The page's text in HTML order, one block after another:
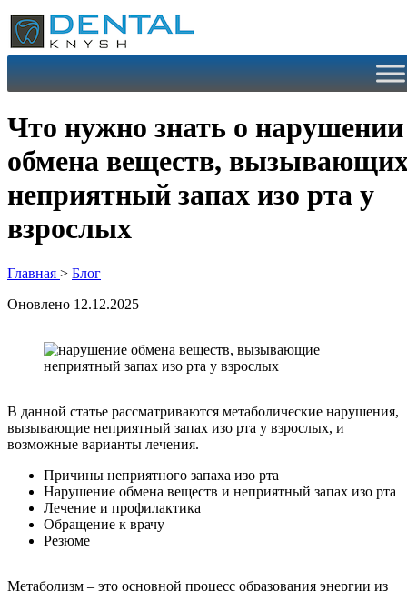
Перейти
содержимому
Что нужно знать о нарушении
обмена веществ,
неприятный запах изо рта у
взрослых
Главная > Блог
Оновлено 12.12.2025
В данной статье рассматриваются метаболические нарушения,
вызывающие неприятный запах изо рта у взрослых, и
возможные варианты лечения.
Причины неприятного запаха изо рта
Нарушение обмена веществ и неприятный запах изо рта
Лечение и профилактика
Обращение к врачу
Резюме
Метаболизм – это основной процесс образования энергии из